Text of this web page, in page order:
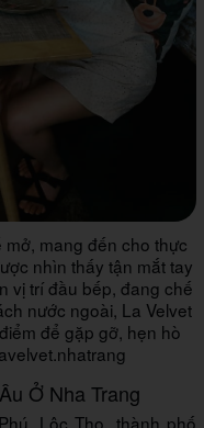
mang đến cho thực
nhìn thấy tận mắt tay
vị trí đầu bếp, đang chế
nước ngoài, La Velvet
để gặp gỡ, hẹn hò
Ở Nha Trang
Lộc Thọ, thành phố